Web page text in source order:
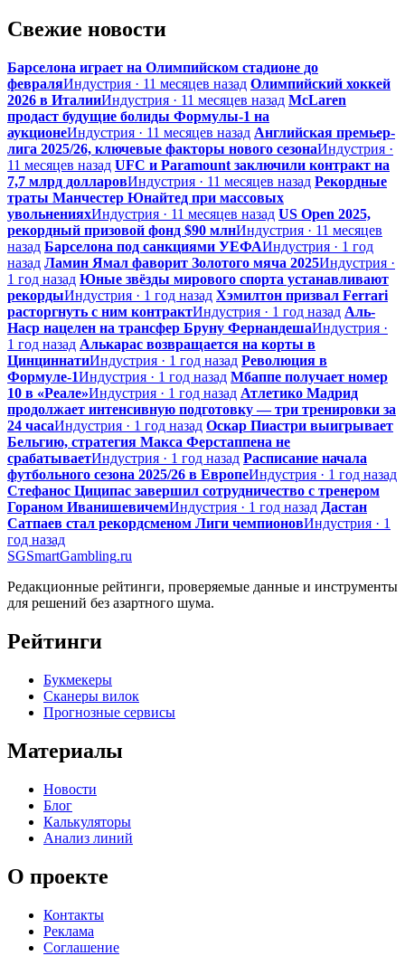
Свежие новости
Барселона играет на Олимпийском стадионе до
февраляИндустрия · 11 месяцев назад Олимпийский хоккей
2026 в ИталииИндустрия · 11 месяцев назад McLaren
продаст будущие болиды Формулы-1 на
аукционеИндустрия · 11 месяцев назад Английская премьер-
лига 2025/26, ключевые факторы нового сезонаИндустрия ·
11 месяцев назад UFC и Paramount заключили контракт на
7,7 млрд долларовИндустрия · 11 месяцев назад Рекордные
траты Манчестер Юнайтед при массовых
увольненияхИндустрия · 11 месяцев назад US Open 2025,
рекордный призовой фонд $90 млнИндустрия · 11 месяцев
назад Барселона под санкциями УЕФАИндустрия · 1 год
назад Ламин Ямал фаворит Золотого мяча 2025Индустрия ·
1 год назад Юные звёзды мирового спорта устанавливают
рекордыИндустрия · 1 год назад Хэмилтон призвал Ferrari
расторгнуть с ним контрактИндустрия · 1 год назад Аль-
Наср нацелен на трансфер Бруну ФернандешаИндустрия ·
1 год назад Алькарас возвращается на корты в
ЦинциннатиИндустрия · 1 год назад Революция в
Формуле-1Индустрия · 1 год назад Мбаппе получает номер
10 в «Реале»Индустрия · 1 год назад Атлетико Мадрид
продолжает интенсивную подготовку — три тренировки за
24 часаИндустрия · 1 год назад Оскар Пиастри выигрывает
Бельгию, стратегия Макса Ферстаппена не
срабатываетИндустрия · 1 год назад Расписание начала
футбольного сезона 2025/26 в ЕвропеИндустрия · 1 год назад
Стефанос Циципас завершил сотрудничество с тренером
Гораном ИванишевичемИндустрия · 1 год назад Дастан
Сатпаев стал рекордсменом Лиги чемпионовИндустрия · 1
год назад
SGSmartGambling.ru
Редакционные рейтинги, проверяемые данные и инструменты
для решений без азартного шума.
Рейтинги
Букмекеры
Сканеры вилок
Прогнозные сервисы
Материалы
Новости
Блог
Калькуляторы
Анализ линий
О проекте
Контакты
Реклама
Соглашение